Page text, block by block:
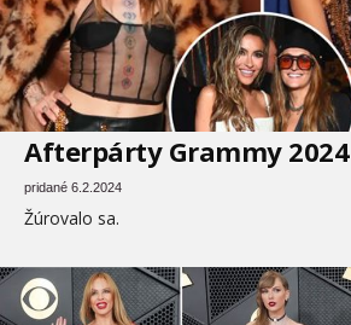
Afterpárty Grammy 2024
pridané 6.2.2024
Žúrovalo sa.